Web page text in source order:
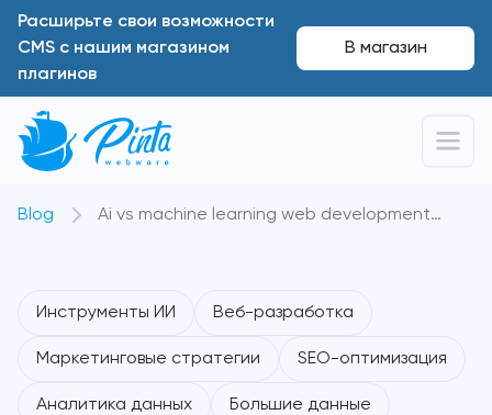
Расширьте свои возможности
CMS с нашим магазином
плагинов
В магазин
Blog
Ai vs machine learning web development
Инструменты ИИ Веб-разработка
Маркетинговые стратегии SEO-оптимизация
Аналитика данных Большие данные